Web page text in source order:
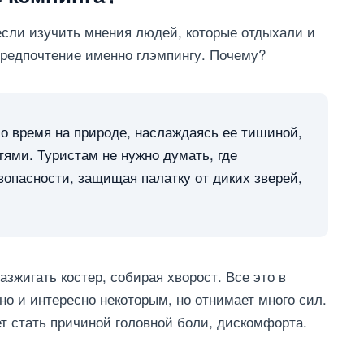
изучить мнения людей, которые отдыхали и
именно глэмпингу. Почему?
время на природе, наслаждаясь ее тишиной,
Туристам не нужно думать, где
защищая палатку от диких зверей,
костер, собирая хворост. Все это в
и интересно некоторым, но отнимает много сил.
причиной головной боли, дискомфорта.